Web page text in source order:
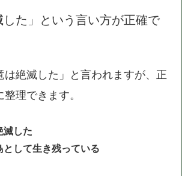
した」という言い方が正確で
は絶滅した」と言われますが、正
理できます。
滅した
して生き残っている